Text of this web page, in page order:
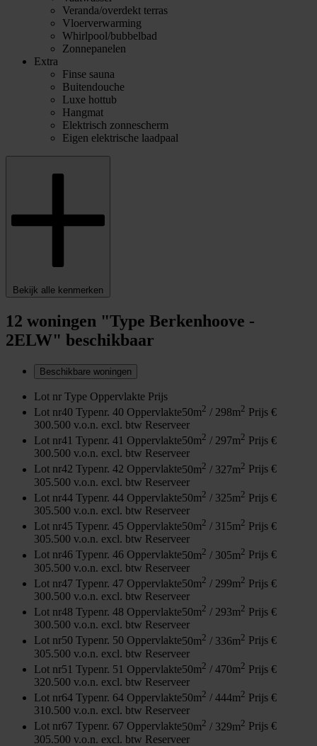
Veranda/overdekt terras
Vloerverwarming
Whirlpool/bubbelbad
Zonnepanelen
Extra
Finse sauna
Buitendouche
Luxe hottub
Hangmat
Elektrisch zonnescherm
Eigen elektrische laadpaal
Bekijk alle kenmerken
12 woningen "Type Berkenhoove -
2ELW" beschikbaar
Beschikbare woningen
Lot nr Type Oppervlakte Prijs
Lot nr40 Typenr. 40 Oppervlakte50m2 / 298m2 Prijs €
300.500 v.o.n. excl. btw Reserveer
Lot nr41 Typenr. 41 Oppervlakte50m2 / 297m2 Prijs €
300.500 v.o.n. excl. btw Reserveer
Lot nr42 Typenr. 42 Oppervlakte50m2 / 327m2 Prijs €
305.500 v.o.n. excl. btw Reserveer
Lot nr44 Typenr. 44 Oppervlakte50m2 / 325m2 Prijs €
305.500 v.o.n. excl. btw Reserveer
Lot nr45 Typenr. 45 Oppervlakte50m2 / 315m2 Prijs €
305.500 v.o.n. excl. btw Reserveer
Lot nr46 Typenr. 46 Oppervlakte50m2 / 305m2 Prijs €
305.500 v.o.n. excl. btw Reserveer
Lot nr47 Typenr. 47 Oppervlakte50m2 / 299m2 Prijs €
300.500 v.o.n. excl. btw Reserveer
Lot nr48 Typenr. 48 Oppervlakte50m2 / 293m2 Prijs €
300.500 v.o.n. excl. btw Reserveer
Lot nr50 Typenr. 50 Oppervlakte50m2 / 336m2 Prijs €
305.500 v.o.n. excl. btw Reserveer
Lot nr51 Typenr. 51 Oppervlakte50m2 / 470m2 Prijs €
320.500 v.o.n. excl. btw Reserveer
Lot nr64 Typenr. 64 Oppervlakte50m2 / 444m2 Prijs €
310.500 v.o.n. excl. btw Reserveer
Lot nr67 Typenr. 67 Oppervlakte50m2 / 329m2 Prijs €
305.500 v.o.n. excl. btw Reserveer